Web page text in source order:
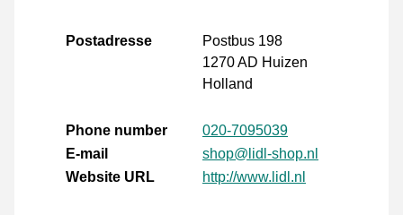
Postadresse
Postbus 198
1270 AD Huizen
Holland
Phone number
020-7095039
E-mail
shop@lidl-shop.nl
Website URL
http://www.lidl.nl